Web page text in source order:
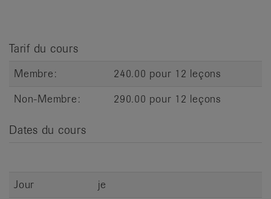
Tarif du cours
Membre:
240.00 pour 12 leçons
Non-Membre:
290.00 pour 12 leçons
Dates du cours
Jour
je